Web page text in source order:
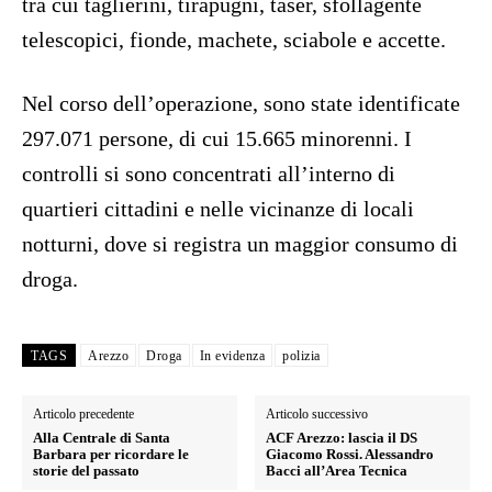
telescopici, fionde, machete, sciabole e accette.
Nel corso dell’operazione, sono state identificate
297.071 persone, di cui 15.665 minorenni. I
controlli si sono concentrati all’interno di
quartieri cittadini e nelle vicinanze di locali
notturni, dove si registra un maggior consumo di
droga.
TAGS Arezzo Droga In evidenza polizia
Articolo precedente
Alla Centrale di Santa
Barbara per ricordare le
storie del passato
Articolo successivo
ACF Arezzo: lascia il DS
Giacomo Rossi. Alessandro
Bacci all’Area Tecnica